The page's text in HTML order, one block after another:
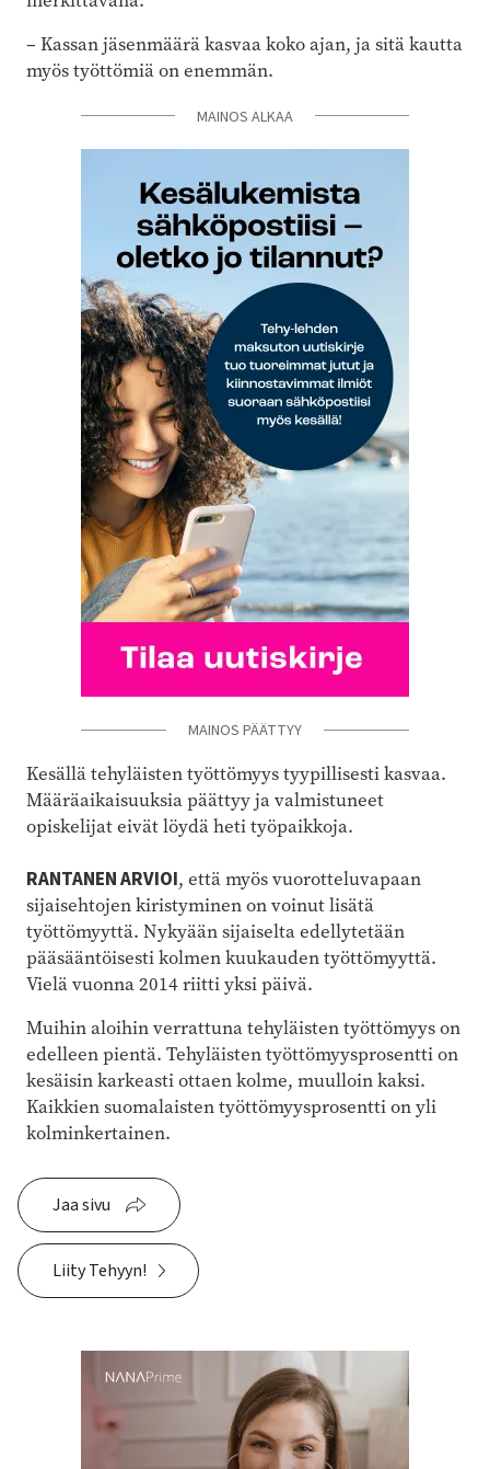
– Kassan jäsenmäärä kasvaa koko ajan, ja sitä kautta
myös työttömiä on enemmän.
MAINOS ALKAA
MAINOS PÄÄTTYY
Kesällä tehyläisten työttömyys tyypillisesti kasvaa.
Määräaikaisuuksia päättyy ja valmistuneet
opiskelijat eivät löydä heti työpaikkoja.
RANTANEN ARVIOI, että myös vuorotteluvapaan
sijaisehtojen kiristyminen on voinut lisätä
työttömyyttä. Nykyään sijaiselta edellytetään
pääsääntöisesti kolmen kuukauden työttömyyttä.
Vielä vuonna 2014 riitti yksi päivä.
Muihin aloihin verrattuna tehyläisten työttömyys on
edelleen pientä. Tehyläisten työttömyysprosentti on
kesäisin karkeasti ottaen kolme, muulloin kaksi.
Kaikkien suomalaisten työttömyysprosentti on yli
kolminkertainen.
Jaa sivu
Liity Tehyyn!